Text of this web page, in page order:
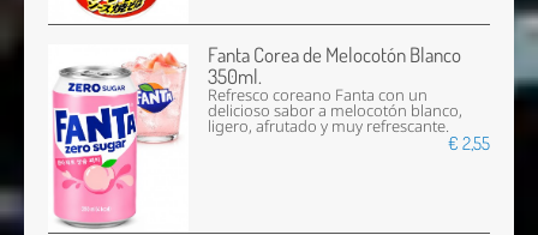
Fanta Corea de Melocotón Blanco
350ml.
Refresco coreano Fanta con un
delicioso sabor a melocotón blanco,
ligero, afrutado y muy refrescante.
€ 2,55